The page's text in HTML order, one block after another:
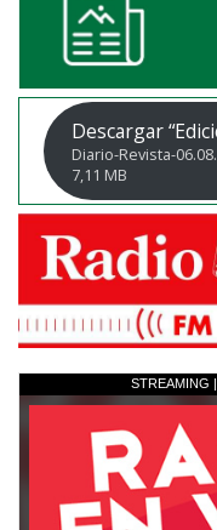
Descargar
Diario-Revista-
7,11 MB